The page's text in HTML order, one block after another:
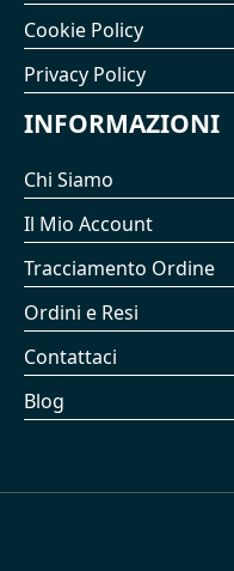
Cookie Policy
Privacy Policy
INFORMAZIONI
Chi Siamo
Il Mio Account
Tracciamento Ordine
Ordini e Resi
Contattaci
Blog